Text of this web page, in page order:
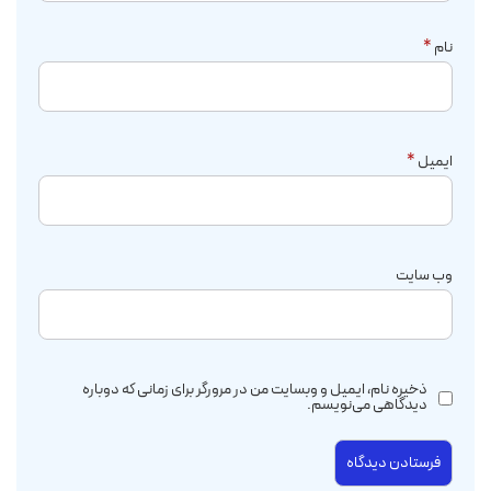
نام*
ایمیل*
وب‌ سایت
ذخیره نام، ایمیل و وبسایت من در مرورگر برای زمانی که دوباره
دیدگاهی می‌نویسم.